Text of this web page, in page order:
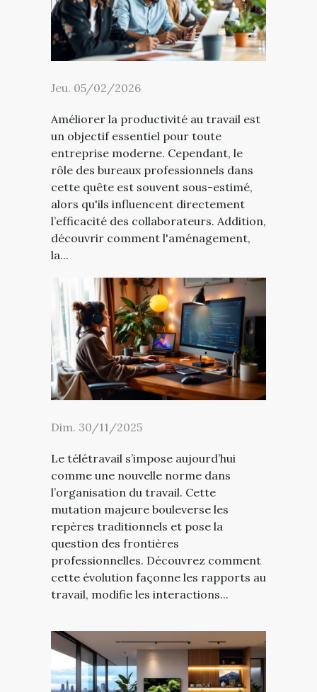
Jeu. 05/02/2026
Améliorer la productivité au travail est
un objectif essentiel pour toute
entreprise moderne. Cependant, le
rôle des bureaux professionnels dans
cette quête est souvent sous-estimé,
alors qu'ils influencent directement
l’efficacité des collaborateurs. Addition,
découvrir comment l'aménagement,
la...
Dim. 30/11/2025
Le télétravail s’impose aujourd’hui
comme une nouvelle norme dans
l’organisation du travail. Cette
mutation majeure bouleverse les
repères traditionnels et pose la
question des frontières
professionnelles. Découvrez comment
cette évolution façonne les rapports au
travail, modifie les interactions...